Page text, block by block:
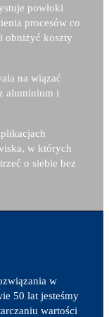
powłoki
procesów co
obniżyć koszty
na wiązać
aluminium i
w których
o siebie bez
w
50 lat jesteśmy
wartości